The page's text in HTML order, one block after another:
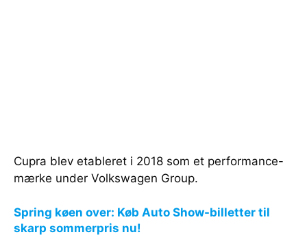
Cupra blev etableret i 2018 som et performance-
mærke under Volkswagen Group.
Spring køen over: Køb Auto Show-billetter til
skarp sommerpris nu!